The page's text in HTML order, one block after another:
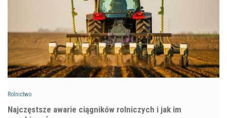
Rolnictwo
Najczęstsze awarie ciągników rolniczych i jak im